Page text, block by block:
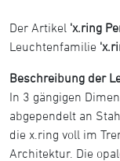
Der Artikel 'x.ring
Leuchtenfamilie
Beschreibung der
In 3 gängigen
abgependelt an
die x.ring voll im
Architektur. Die